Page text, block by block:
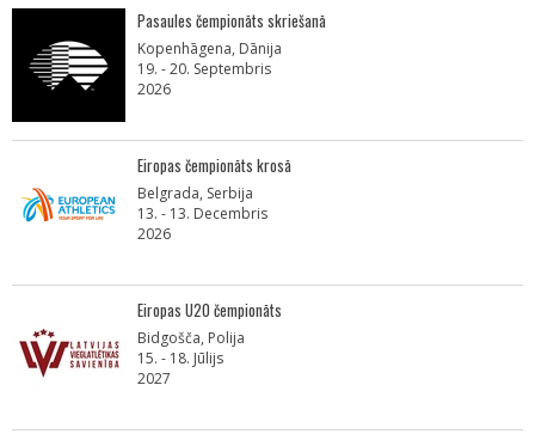
Pasaules čempionāts skriešanā
Kopenhāgena, Dānija
19. - 20. Septembris
2026
Eiropas čempionāts krosā
Belgrada, Serbija
13. - 13. Decembris
2026
Eiropas U20 čempionāts
Bidgošča, Polija
15. - 18. Jūlijs
2027